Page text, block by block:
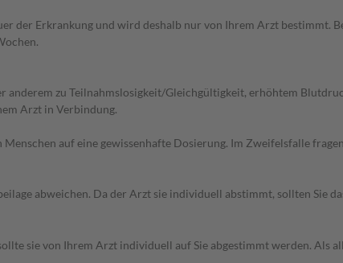
der Erkrankung und wird deshalb nur von Ihrem Arzt bestimmt.
anderem zu Teilnahmslosigkeit/Gleichgültigkeit, erhöhtem
Arzt in Verbindung.
auf eine gewissenhafte Dosierung. Im Zweifelsfalle
abweichen. Da der Arzt sie individuell abstimmt, sollten Sie
sie von Ihrem Arzt individuell auf Sie abgestimmt werden.